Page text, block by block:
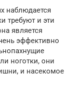
наблюдается
требуют и эти
является
эффективно
ноготки, они
и насекомое